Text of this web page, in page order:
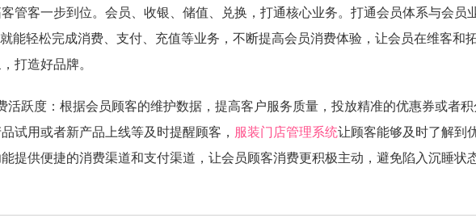
管客一步到位。会员、收银、储值、兑换，打通核心业务。打通会员体系与会员
能轻松完成消费、支付、充值等业务，不断提高会员消费体验，让会员在维客和
打造好品牌。
跃度：根据会员顾客的维护数据，提高客户服务质量，投放精准的优惠券或者积
试用或者新产品上线等及时提醒顾客， 服装门店管理系统让顾客能够及时了解到
提供便捷的消费渠道和支付渠道，让会员顾客消费更积极主动，避免陷入沉睡状态